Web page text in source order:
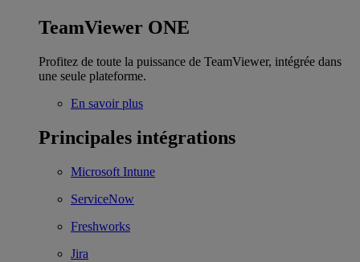
TeamViewer ONE
Profitez de toute la puissance de TeamViewer, intégrée dans
une seule plateforme.
En savoir plus
Principales intégrations
Microsoft Intune
ServiceNow
Freshworks
Jira